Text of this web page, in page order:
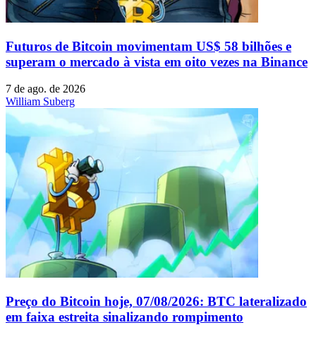
Futuros de Bitcoin movimentam US$ 58 bilhões e
superam o mercado à vista em oito vezes na Binance
7 de ago. de 2026
William Suberg
Preço do Bitcoin hoje, 07/08/2026: BTC lateralizado
em faixa estreita sinalizando rompimento